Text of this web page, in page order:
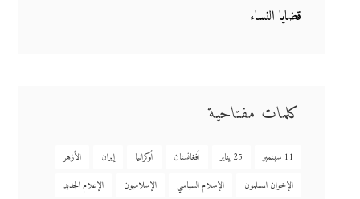
قضايا النساء
كلمات مفتاحية
11 سبتمبر 25 يناير أفغانستان أوكرانيا إيران
الأزهر
الإخوان المسلمون
الإسلام السياسي الإسلاميون
الإعلام الجديد